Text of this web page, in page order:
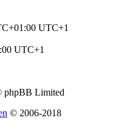
UTC+1
UTC+1
phpBB Limited
© 2006-2018